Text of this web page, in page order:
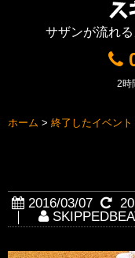
サザンが流れ
2時
ホーム > 終了したイベント
2016/03/07
｜